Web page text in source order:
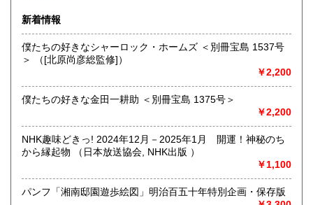
追分コロニーは「豊かな暮らし」をテーマにした「村の古本
屋」です。人が精神的に豊かな生活を送るための 様々な遊び
的「衣・食・住、アート、音楽、旅、 趣味、健康、文芸、経
済、社会、哲学、政治」 等の幅広いテーマを扱います。
「日本の古本屋」で販売している古本は、隣りの「文化磁場
油や」で一部展示販売も春～秋にしています、堀辰雄、立原
道造、加藤周一などのゆかりの土地柄です。信州にお越しの
沿線名：しなの鉄道
新着情報
僕たちの好きなシャーロック・ホームズ ＜別冊宝島 1537号
＞ （[北原尚彦総監修]）
￥2,200
僕たちの好きな金田一耕助 ＜別冊宝島 1375号＞
￥2,200
NHK趣味どきっ! 2024年12月－2025年1月 開運！神秘のち
から縁起物 （日本放送協会, NHK出版 ）
￥1,100
パンフ「湘南邸園遊歩絵図」明治百五十年特別企画・保存版